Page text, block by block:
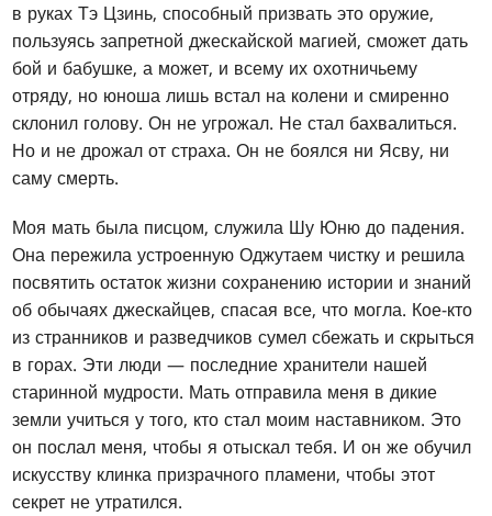
в руках Тэ Цзинь, способный призвать это оружие,
пользуясь запретной джескайской магией, сможет дать
бой и бабушке, а может, и всему их охотничьему
отряду, но юноша лишь встал на колени и смиренно
склонил голову. Он не угрожал. Не стал бахвалиться.
Но и не дрожал от страха. Он не боялся ни Ясву, ни
саму смерть.
Моя мать была писцом, служила Шу Юню до падения.
Она пережила устроенную Оджутаем чистку и решила
посвятить остаток жизни сохранению истории и знаний
об обычаях джескайцев, спасая все, что могла. Кое-кто
из странников и разведчиков сумел сбежать и скрыться
в горах. Эти люди — последние хранители нашей
старинной мудрости. Мать отправила меня в дикие
земли учиться у того, кто стал моим наставником. Это
он послал меня, чтобы я отыскал тебя. И он же обучил
искусству клинка призрачного пламени, чтобы этот
секрет не утратился.